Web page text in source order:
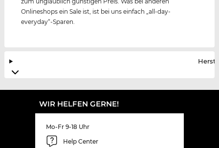
Onlineshops ein Sale ist, ist bei uns einfach „all-day-
everyday“-Sparen.
WIR HELFEN GERNE!
Mo-Fr 9-18 Uhr
Help Center